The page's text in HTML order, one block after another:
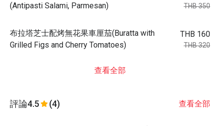
(Antipasti Salami, Parmesan)
THB 350
布拉塔芝士配烤無花果車厘茄(Buratta with
Grilled Figs and Cherry Tomatoes)
THB 160
THB 320
查看全部
評論4.5 (4) 查看全部